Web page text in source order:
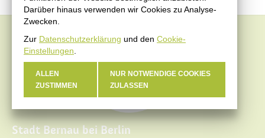
Stadt Bernau bei Berlin
Darüber hinaus verwenden wir Cookies zu Analyse-
Zwecken.
Zur Datenschutzerklärung und den Cookie-
Einstellungen
ALLEN
ZUSTIMMEN
NUR NOTWENDIGE COOKIES
ZULASSEN